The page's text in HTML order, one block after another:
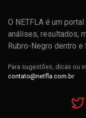
O NETFLA é um
análises, resultados,
Rubro-Negro dentro e
Para sugestões, dicas ou
contato@netfla.com.br